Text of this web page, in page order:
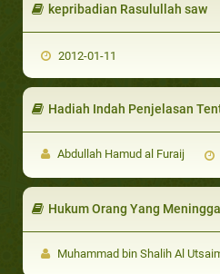
kepribadian Rasulullah saw
2012-01-11
Hadiah Indah Penjelasan Tentang Sunnah-
Abdullah Hamud al Furaij
Hukum Orang Yang
Muhammad bin Shalih Al